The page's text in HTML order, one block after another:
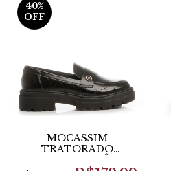
40%
OFF
MOCASSIM
TRATORADO